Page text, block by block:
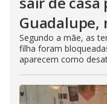
Guadalupe,
Segundo a mãe, as
filha foram
aparecem como